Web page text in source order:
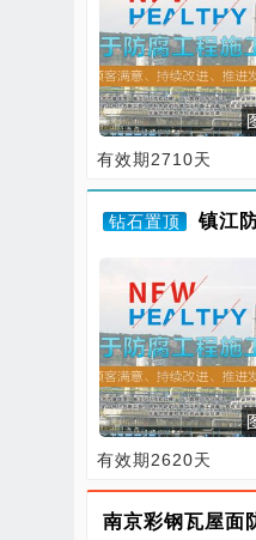
有效期2710天
钻石置顶 镇江
有效期2620天